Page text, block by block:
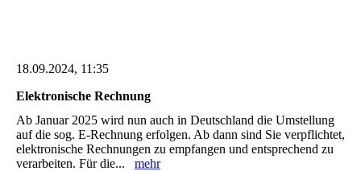
18.09.2024, 11:35
Elektronische Rechnung
Ab Januar 2025 wird nun auch in Deutschland die Umstellung
auf die sog. E-Rechnung erfolgen. Ab dann sind Sie verpflichtet,
elektronische Rechnungen zu empfangen und entsprechend zu
verarbeiten. Für die... mehr